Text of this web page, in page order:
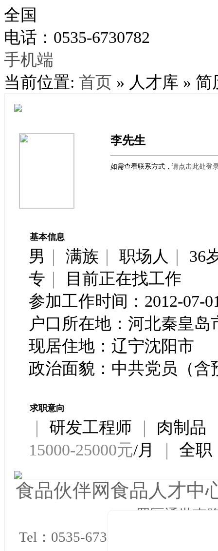
全国
电话：0535-6730782
手机端
当前位置: 首页 » 人才库 » 简
李先生
如需查看联系方式， 请点击此处登
基本信息
男 满族 职场人
36
专
目前正在找工作
参加工作时间：2012-07-
户口所在地：河北秦皇岛
现居住地：辽宁沈阳市
政治面貌：中共党员（含
求职意向
研发工程师 肉制品
15000-25000元/月 全职
食品伙伴网食品人才中
罘区通世南
Tel：0535-6730782 QQ：